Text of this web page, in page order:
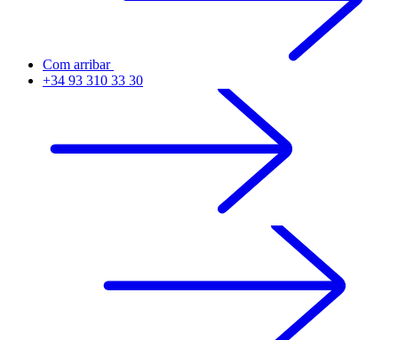
Com arribar
+34 93 310 33 30